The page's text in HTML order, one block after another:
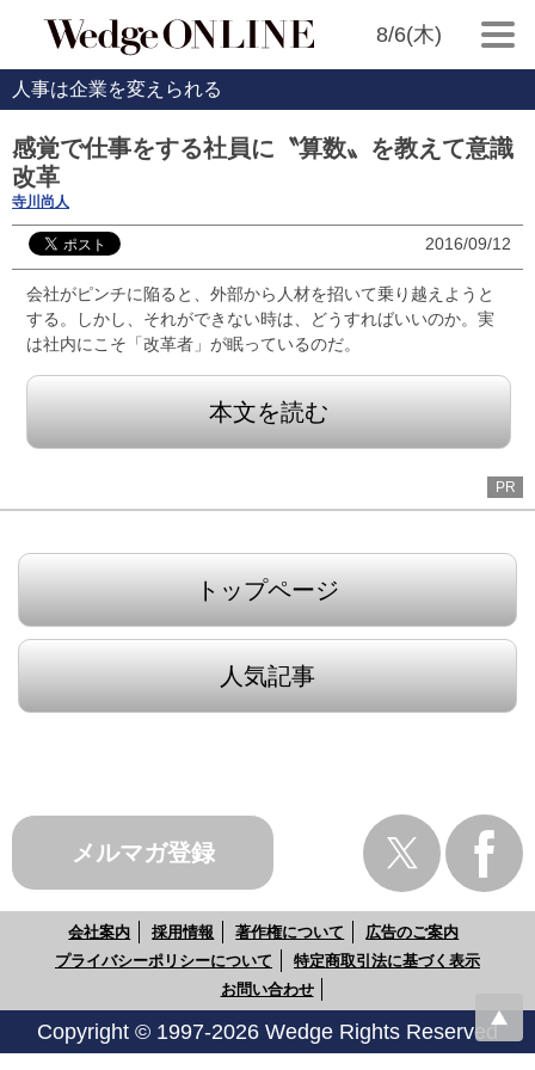
8/6(木)
人事は企業を変えられる
感覚で仕事をする社員に〝算数〟を教えて意識
改革
寺川尚人
2016/09/12
会社がピンチに陥ると、外部から人材を招いて乗り越えようと
する。しかし、それができない時は、どうすればいいのか。実
は社内にこそ「改革者」が眠っているのだ。
本文を読む
PR
トップページ
人気記事
メルマガ登録
会社案内 採用情報 著作権について
広告のご案内
プライバシーポリシーについて
特定商取引法に基づく表示
お問い合わせ
Copyright © 1997-2026 Wedge Rights Reserved